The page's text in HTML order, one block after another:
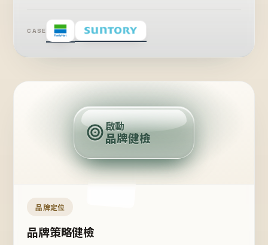
CASE
定
位
點
啟動
品牌健檢
品牌定位
品牌策略健檢